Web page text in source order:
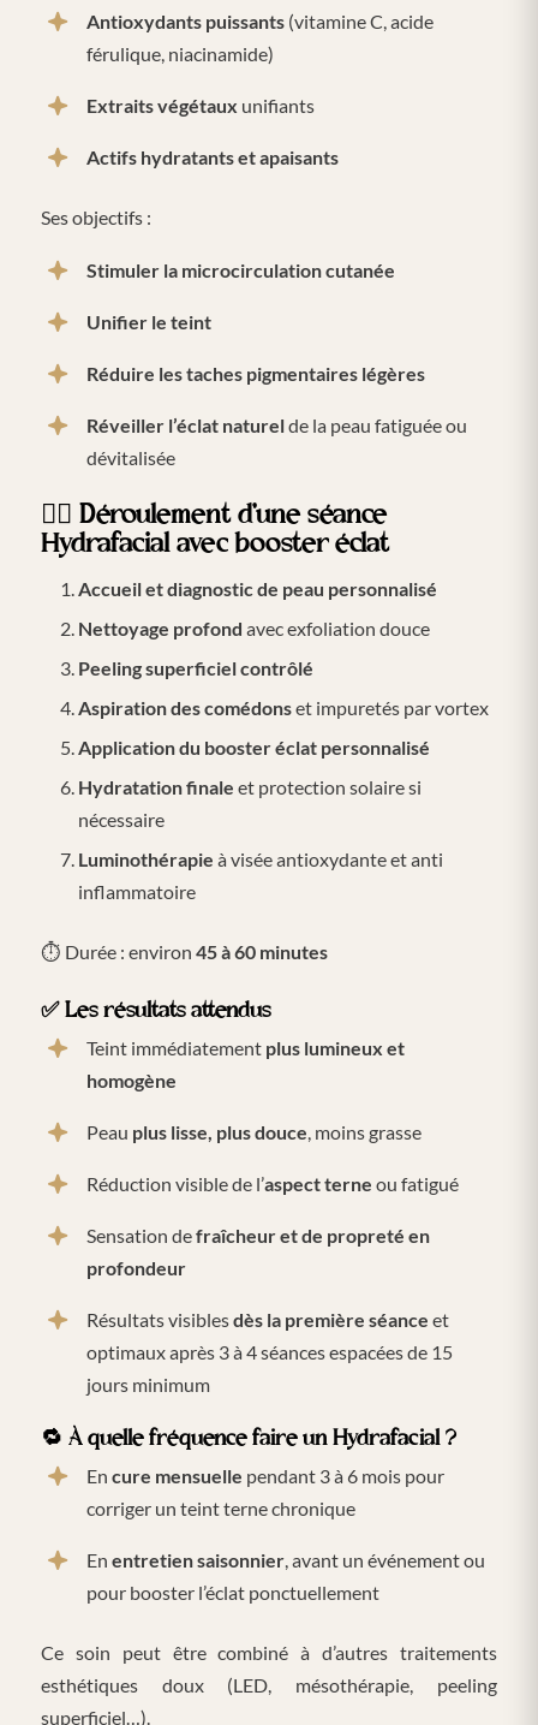
Antioxydants puissants(vitamine C, acide
férulique, niacinamide)
Extraits végétaux unifiants
Actifs hydratants et apaisants
Ses objectifs :
Stimuler la microcirculation cutanée
Unifier le teint
Réduire les taches pigmentaires légères
Réveiller l’éclat naturelde la peau fatiguée ou
dévitalisée
🧖‍♀️ Déroulement d’une séance
Hydrafacial avec booster éclat
Accueil et diagnostic de peau personnalisé
Nettoyage profond avec exfoliation douce
Peeling superficiel contrôlé
Aspiration des comédonset impuretés par vortex
Application du booster éclat personnalisé
Hydratation finale et protection solaire si
nécessaire
Luminothérapie à visée antioxydante et anti
inflammatoire
⏱️ Durée : environ 45 à 60 minutes
✅Les résultats attendus
Teint immédiatement plus lumineux et
homogène
Peau plus lisse, plus douce, moins grasse
Réduction visible de l’aspect terne ou fatigué
Sensation defraîcheur et de propreté en
profondeur
Résultats visiblesdès la première séance et
optimaux après 3 à 4 séances espacées de 15
jours minimum
🔁 À quelle fréquence faire un Hydrafacial ?
En cure mensuelle pendant 3 à 6 mois pour
corriger un teint terne chronique
En entretien saisonnier, avant un événement ou
pour booster l’éclat ponctuellement
Ce soin peut être combiné à d’autres traitements
esthétiques doux (LED, mésothérapie, peeling
superficiel…).